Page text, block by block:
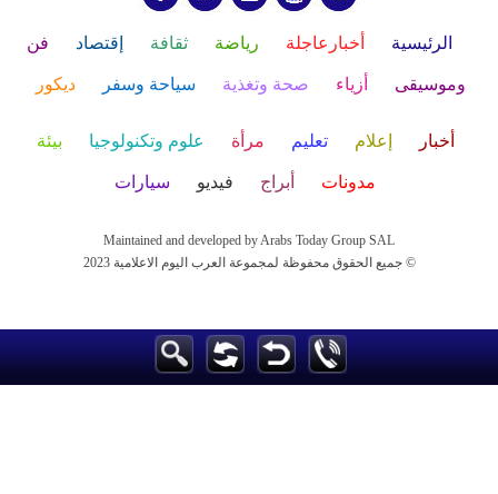
الرئيسية أخبارعاجلة رياضة ثقافة إقتصاد فن
وموسيقى أزياء صحة وتغذية سياحة وسفر ديكور
أخبار إعلام تعليم مرأة علوم وتكنولوجيا بيئة
مدونات أبراج فيديو سيارات
Maintained and developed by Arabs Today Group SAL
جميع الحقوق محفوظة لمجموعة العرب اليوم الاعلامية 2023 ©